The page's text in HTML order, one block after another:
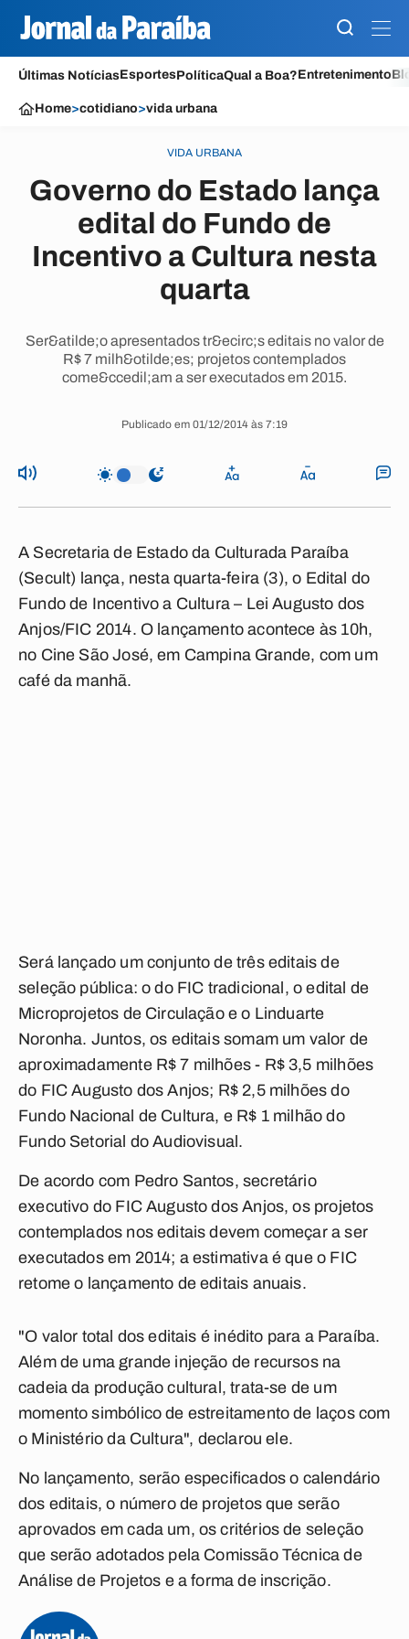
Últimas NotíciasEsportesPolíticaQual a Boa?Entretenimento
Home>cotidiano>vida urbana
VIDA URBANA
Governo do Estado lança
edital do Fundo de
Incentivo a Cultura nesta
quarta
Ser&atilde;o apresentados tr&ecirc;s editais no valor de
R$ 7 milh&otilde;es; projetos contemplados
come&ccedil;am a ser executados em 2015.
Publicado em 01/12/2014 às 7:19
A Secretaria de Estado da Culturada Paraíba
(Secult) lança, nesta quarta-feira (3), o Edital do
Fundo de Incentivo a Cultura – Lei Augusto dos
Anjos/FIC 2014. O lançamento acontece às 10h,
no Cine São José, em Campina Grande, com um
café da manhã.
Será lançado um conjunto de três editais de
seleção pública: o do FIC tradicional, o edital de
Microprojetos de Circulação e o Linduarte
Noronha. Juntos, os editais somam um valor de
aproximadamente R$ 7 milhões - R$ 3,5 milhões
do FIC Augusto dos Anjos; R$ 2,5 milhões do
Fundo Nacional de Cultura, e R$ 1 milhão do
Fundo Setorial do Audiovisual.
De acordo com Pedro Santos, secretário
executivo do FIC Augusto dos Anjos, os projetos
contemplados nos editais devem começar a ser
executados em 2014; a estimativa é que o FIC
retome o lançamento de editais anuais.
"O valor total dos editais é inédito para a Paraíba.
Além de uma grande injeção de recursos na
cadeia da produção cultural, trata-se de um
momento simbólico de estreitamento de laços com
o Ministério da Cultura", declarou ele.
No lançamento, serão especificados o calendário
dos editais, o número de projetos que serão
aprovados em cada um, os critérios de seleção
que serão adotados pela Comissão Técnica de
Análise de Projetos e a forma de inscrição.